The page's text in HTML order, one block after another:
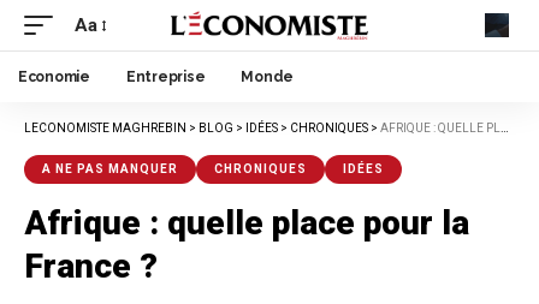
Aa
Economie Entreprise Monde
LECONOMISTE MAGHREBIN > BLOG > IDÉES > CHRONIQUES > AFRIQUE : QUELLE PLACE POUR LA FRANCE ?
A NE PAS MANQUER CHRONIQUES IDÉES
Afrique : quelle place pour la
France ?